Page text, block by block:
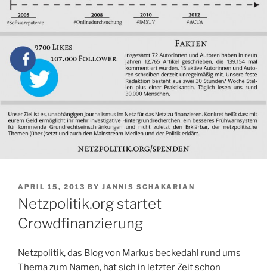
POSTED
ON
APRIL 15, 2013 BY JANNIS SCHAKARIAN
Netzpolitik.org startet
Crowdfinanzierung
Netzpolitik, das Blog von Markus beckedahl rund ums
Thema zum Namen, hat sich in letzter Zeit schon